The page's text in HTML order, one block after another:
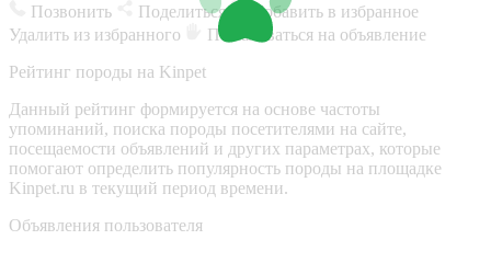
Позвонить Поделиться
Добавить в избранное
Удалить из избранного
Пожаловаться на объявление
Рейтинг породы на Kinpet
Данный рейтинг формируется на основе частоты
упоминаний, поиска породы посетителями на сайте,
посещаемости объявлений и других параметрах, которые
помогают определить популярность породы на площадке
Kinpet.ru в текущий период времени.
Объявления пользователя